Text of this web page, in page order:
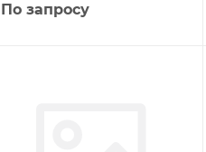
По запросу